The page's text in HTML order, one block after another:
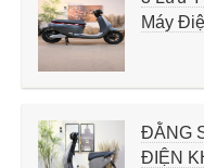
Máy
ĐẰNG
ĐIỆN